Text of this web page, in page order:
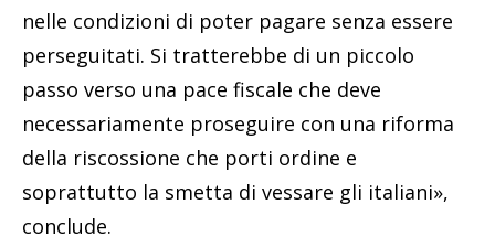
nelle condizioni di poter pagare senza essere
perseguitati. Si tratterebbe di un piccolo
passo verso una pace fiscale che deve
necessariamente proseguire con una riforma
della riscossione che porti ordine e
soprattutto la smetta di vessare gli italiani»,
conclude.